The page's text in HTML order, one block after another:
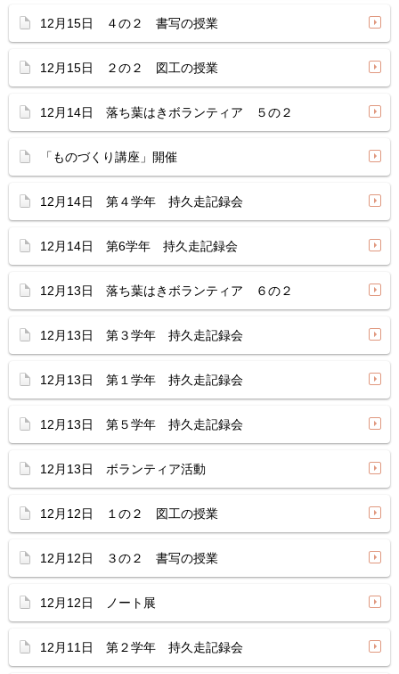
12月15日 ４の２ 書写の授業
12月15日 ２の２ 図工の授業
12月14日 落ち葉はきボランティア ５の２
「ものづくり講座」開催
12月14日 第４学年 持久走記録会
12月14日 第6学年 持久走記録会
12月13日 落ち葉はきボランティア ６の２
12月13日 第３学年 持久走記録会
12月13日 第１学年 持久走記録会
12月13日 第５学年 持久走記録会
12月13日 ボランティア活動
12月12日 １の２ 図工の授業
12月12日 ３の２ 書写の授業
12月12日 ノート展
12月11日 第２学年 持久走記録会